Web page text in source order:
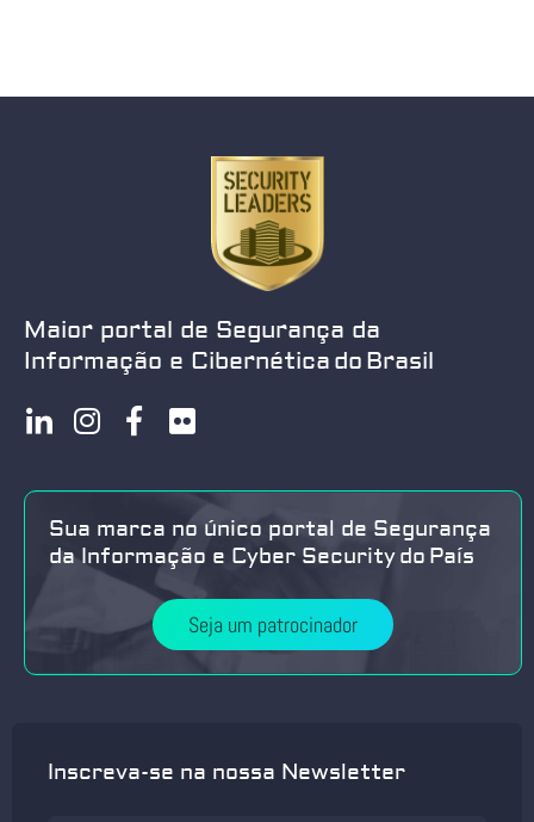
Maior portal de Segurança da
Informação e Cibernética do Brasil
Sua marca no único portal de Segurança
da Informação e Cyber Security do País
Seja um patrocinador
Inscreva-se na nossa Newsletter